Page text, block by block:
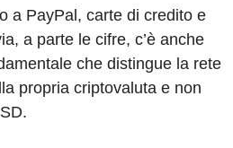
a PayPal, carte di credito e
a parte le cifre, c’è anche
che distingue la rete
propria criptovaluta e non